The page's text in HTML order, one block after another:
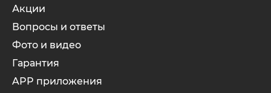
Акции
Вопросы и ответы
Фото и видео
Гарантия
APP приложения